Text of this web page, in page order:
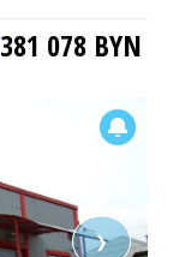
381 078 BYN
❯